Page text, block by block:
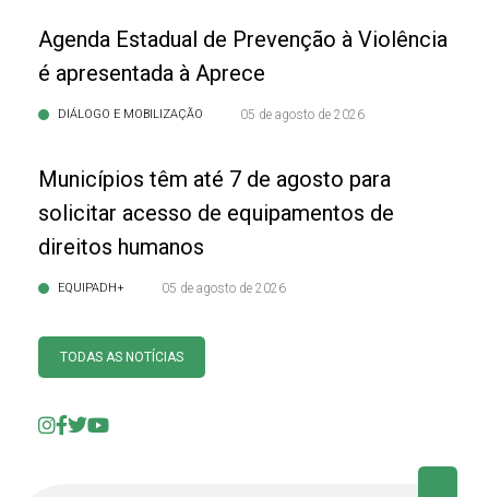
Agenda Estadual de Prevenção à Violência
é apresentada à Aprece
DIÁLOGO E MOBILIZAÇÃO 05 de agosto de 2026
Municípios têm até 7 de agosto para
solicitar acesso de equipamentos de
direitos humanos
EQUIPADH+ 05 de agosto de 2026
TODAS AS NOTÍCIAS